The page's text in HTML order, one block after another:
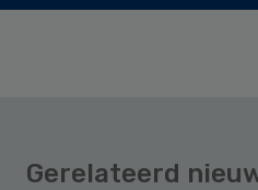
Gerelateerd